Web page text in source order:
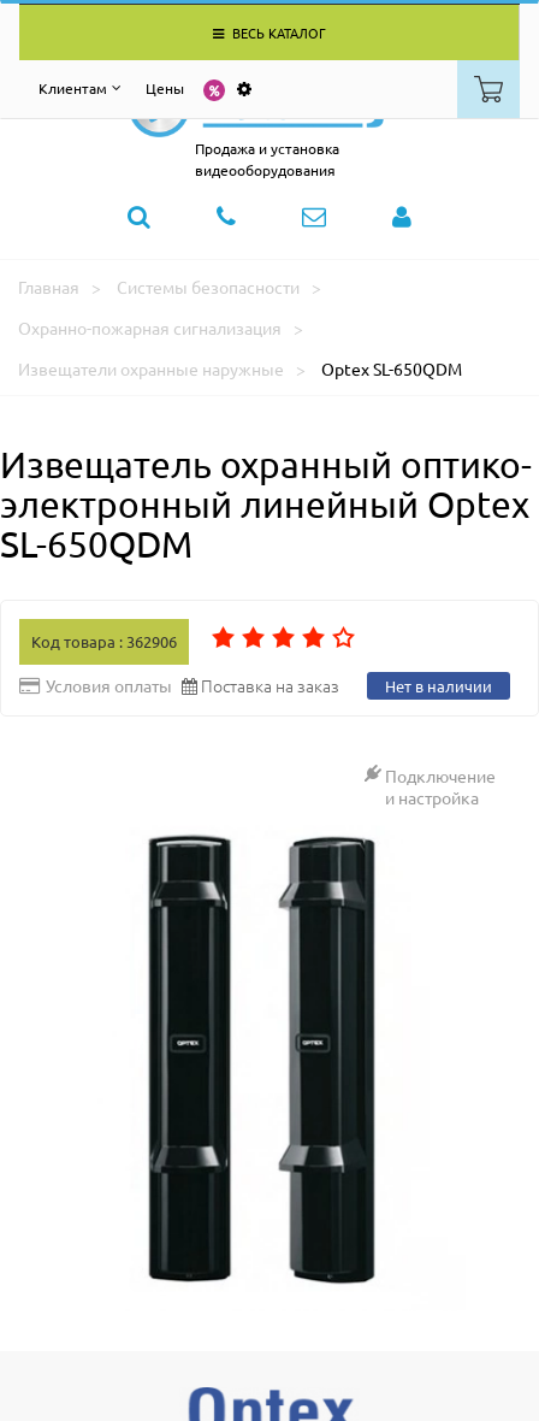
ВЕСЬ КАТАЛОГ
Клиентам Цены
Продажа и установка
видеооборудования
Главная
Системы безопасности
Охранно-пожарная сигнализация
Извещатели охранные наружные
Optex SL-650QDM
Извещатель охранный оптико-
электронный линейный Optex
SL-650QDM
Код товара : 362906
Условия оплаты Поставка на заказ Нет в наличии
Подключение
и настройка